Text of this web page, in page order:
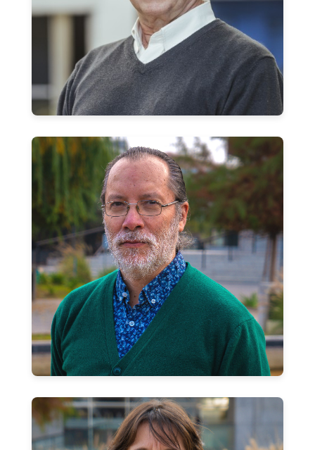
Profesor Titular
Mario Radrigán Rubio
Director de Departamento